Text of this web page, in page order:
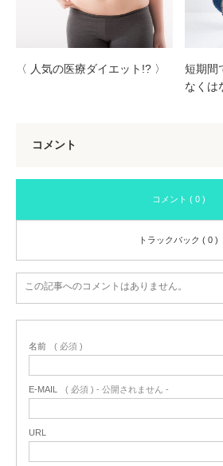
〈 人気の医療ダイエット!? 〉
短期間
なくは
コメント
コメント ( 0 )
トラックバック ( 0 )
この記事へのコメントはありません。
名前 ( 必須 )
E-MAIL ( 必須 ) - 公開されません -
URL